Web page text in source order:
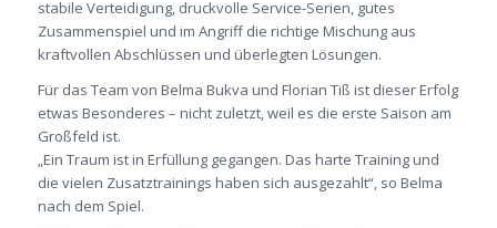
stabile Verteidigung, druckvolle Service-Serien, gutes
Zusammenspiel und im Angriff die richtige Mischung aus
kraftvollen Abschlüssen und überlegten Lösungen.
Für das Team von Belma Bukva und Florian Tiß ist dieser Erfolg
etwas Besonderes – nicht zuletzt, weil es die erste Saison am
Großfeld ist.
„Ein Traum ist in Erfüllung gegangen. Das harte Training und
die vielen Zusatztrainings haben sich ausgezahlt“, so Belma
nach dem Spiel.